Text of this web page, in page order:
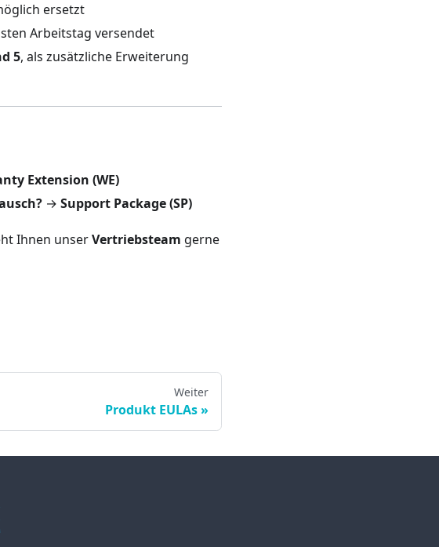
ersetzt
Arbeitstag versendet
5, als zusätzliche Erweiterung
Extension (WE)
→ Support Package (SP)
Ihnen unserVertriebsteam gerne
Weiter
Produkt EULAs